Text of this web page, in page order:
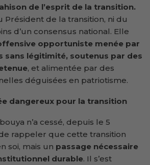
de l’esprit de la transition.
Président de la transition, ni du
d’un consensus national. Elle
opportuniste menée par
sans légitimité, soutenus par des
, et alimentée par des
déguisées en patriotisme.
dangereux pour la transition
n’a cessé, depuis le 5
rappeler que cette transition
soi, mais un passage nécessaire
durable. Il s’est